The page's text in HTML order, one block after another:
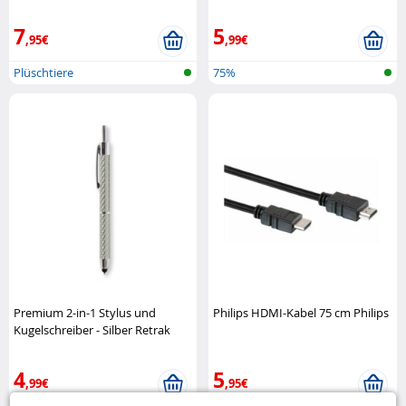
7,95€
Plüschtiere
5,99€
75%
Premium 2-in-1 Stylus und
Kugelschreiber - Silber Retrak
4,99€
Philips HDMI-Kabel 75 cm Philips
5,95€